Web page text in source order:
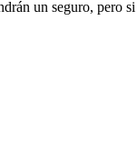
un seguro, pero